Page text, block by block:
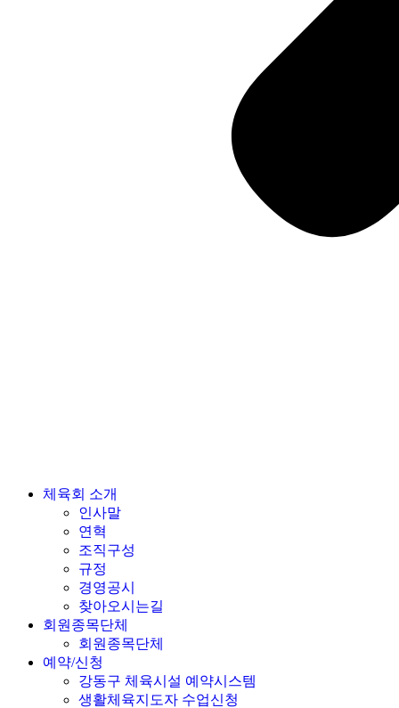
체육회 소개
인사말
연혁
조직구성
규정
경영공시
찾아오시는길
회원종목단체
회원종목단체
예약/신청
강동구 체육시설 예약시스템
생활체육지도자 수업신청